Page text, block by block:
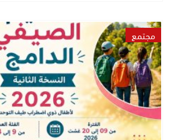
مجتمع